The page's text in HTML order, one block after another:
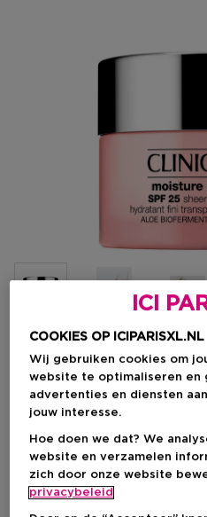
Kies je formaat
30 ML
30 ML
€ 32,00
50
€
€ 32,00
ICI
COOKIES OP ICIPARISXL.NL
Wij gebruiken cookies om
website te optimaliseren en
advertenties en diensten
jouw interesse.
Hoe doen we dat? We
website en verzamelen
zich door onze website
privacybeleid